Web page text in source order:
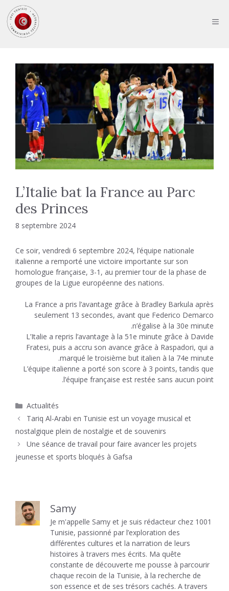
au
contenu
L’Italie bat la France au Parc
des Princes
8 septembre 2024
Ce soir, vendredi 6 septembre 2024, l’équipe nationale
italienne a remporté une victoire importante sur son
homologue française, 3-1, au premier tour de la phase de
groupes de la Ligue européenne des nations.
La France a pris l’avantage grâce à Bradley Barkula après
seulement 13 secondes, avant que Federico Demarco
n’égalise à la 30e minute.
L’Italie a repris l’avantage à la 51e minute grâce à Davide
Fratesi, puis a accru son avance grâce à Raspadori, qui a
marqué le troisième but italien à la 74e minute.
L’équipe italienne a porté son score à 3 points, tandis que
l’équipe française est restée sans aucun point.
Catégories
Actualités
Tariq Al-Arabi en Tunisie est un voyage musical et
nostalgique plein de nostalgie et de souvenirs
Une séance de travail pour faire avancer les projets
jeunesse et sports bloqués à Gafsa
Samy
Je m'appelle Samy et je suis rédacteur chez 1001
Tunisie, passionné par l’exploration des
différentes cultures et la narration de leurs
histoires à travers mes écrits. Ma quête
constante de découverte me pousse à parcourir
chaque recoin de la Tunisie, à la recherche de
son essence et de ses trésors cachés. A travers